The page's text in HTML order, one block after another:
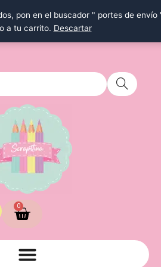
pon en el buscador " portes de envío
a tu carrito. Descartar
0
Carrito